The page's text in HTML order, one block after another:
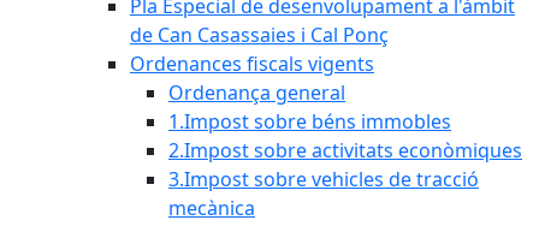
Pla Especial de desenvolupament a l'àmbit
de Can Casassaies i Cal Ponç
Ordenances fiscals vigents
Ordenança general
1.Impost sobre béns immobles
2.Impost sobre activitats econòmiques
3.Impost sobre vehicles de tracció
mecànica